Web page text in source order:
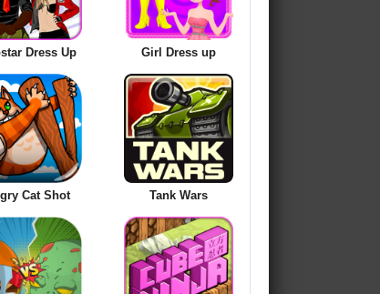
Dress Up Girl Dress up
Cat Shot Tank Wars